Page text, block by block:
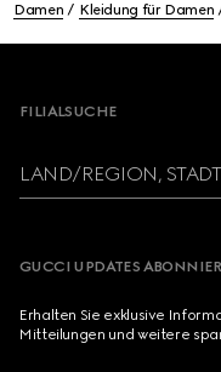
Damen Kleidung für Damen
FILIALSUCHE
LAND/REGION, STADT
GUCCI UPDATES
Erhalten Sie exklusive
Mitteilungen und weitere